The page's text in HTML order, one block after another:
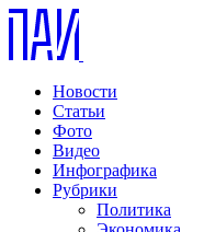
Новости
Статьи
Фото
Видео
Инфографика
Рубрики
Политика